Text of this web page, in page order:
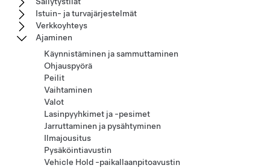
Istuin- ja turvajärjestelmät
Verkkoyhteys
Ajaminen
Käynnistäminen ja sammuttaminen
Ohjauspyörä
Peilit
Vaihtaminen
Valot
Lasinpyyhkimet ja -pesimet
Jarruttaminen ja pysähtyminen
Ilmajousitus
Pysäköintiavustin
Vehicle Hold -paikallaanpitoavustin